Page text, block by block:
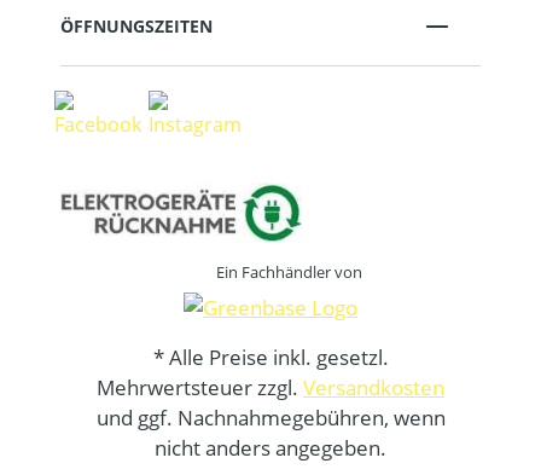
ÖFFNUNGSZEITEN
Ein Fachhändler von
* Alle Preise inkl. gesetzl.
Mehrwertsteuer zzgl. Versandkosten
und ggf. Nachnahmegebühren, wenn
nicht anders angegeben.